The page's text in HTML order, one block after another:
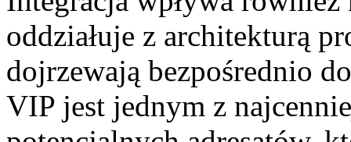
oddziałuje z architekturą
dojrzewają bezpośrednio
VIP jest jednym z